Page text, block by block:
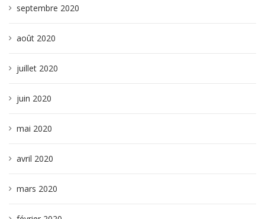
septembre 2020
août 2020
juillet 2020
juin 2020
mai 2020
avril 2020
mars 2020